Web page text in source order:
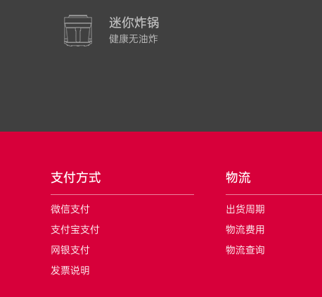
迷你炸锅
健康无油炸
支付方式
微信支付
支付宝支付
网银支付
发票说明
物流
出货周期
物流费用
物流查询